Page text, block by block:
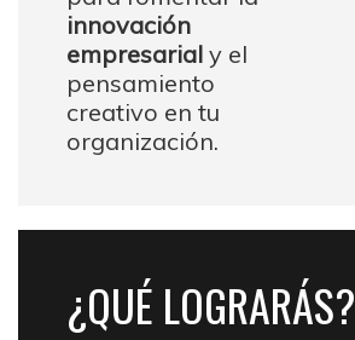
innovación
empresarial y el
pensamiento
creativo en tu
organización.
¿QUÉ LOGRARÁS?